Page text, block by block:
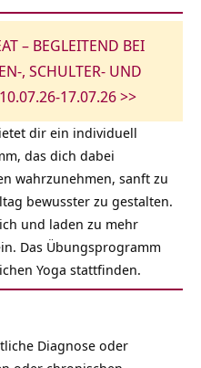
– BEGLEITEND BEI
, SCHULTER- UND
17.07.26 >>
dir ein individuell
das dich dabei
wahrzunehmen, sanft zu
bewusster zu gestalten.
und laden zu mehr
Das Übungsprogramm
Yoga stattfinden.
Diagnose oder